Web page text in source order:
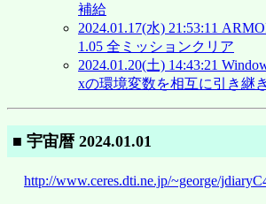
補給
2024.01.17(水) 21:53:11
1.05 全ミッションクリア
2024.01.20(土) 14:43:21
xの環境変数を相互に引き継
■ 宇宙暦 2024.01.01
http://www.ceres.dti.ne.jp/~george/